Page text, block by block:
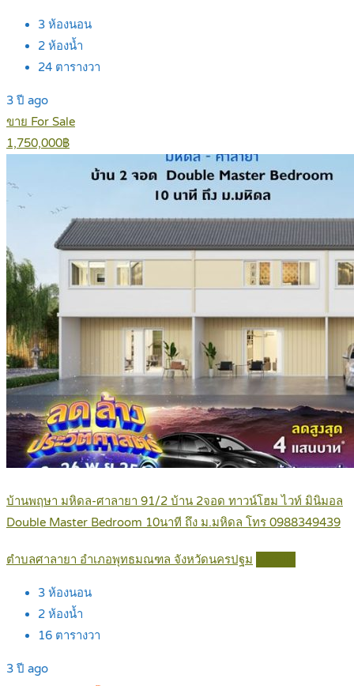
3 ห้องนอน
2 ห้องน้ำ
24 ตารางวา
3 ปี ago
ขาย For Sale
1,750,000฿
บ้านพฤษา มหิดล-ศาลายา 91/2 บ้าน 2จอด ทาวน์โฮม ไวท์ มินิมอล
Double Master Bedroom 10นาที ถึง ม.มหิดล โทร 0988349439
ตำบลศาลายา อำเภอพุทธมณฑล จังหวัดนครปฐม
3 ห้องนอน
2 ห้องน้ำ
16 ตารางวา
3 ปี ago